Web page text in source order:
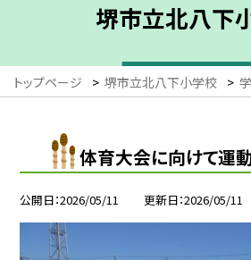
堺市立北八下
トップページ > 堺市立北八下小学校 >
体育大会に向けて運
公開日 2026/05/11 更新日 2026/05/11